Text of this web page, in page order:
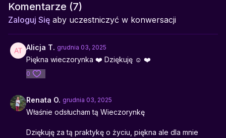
Komentarze (7)
Zaloguj Się aby uczestniczyć w konwersacji
Alicja T. grudnia 03, 2025
Piękna wieczorynka ❤️ Dziękuję ☺️ ❤️
0
Renata O. grudnia 03, 2025
Właśnie odsłucham tą Wieczorynkę
Dziękuję za tą praktykę o życiu, piękna ale dla mnie